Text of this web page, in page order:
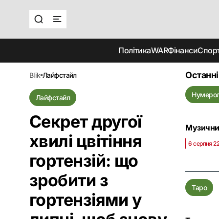
ПолітикаWARФінанси
blik лайфстайл
Лайфстайл
Секрет другої
хвилі цвітіння
гортензій: що
зробити з
гортензіями у
6 серпня
Таро